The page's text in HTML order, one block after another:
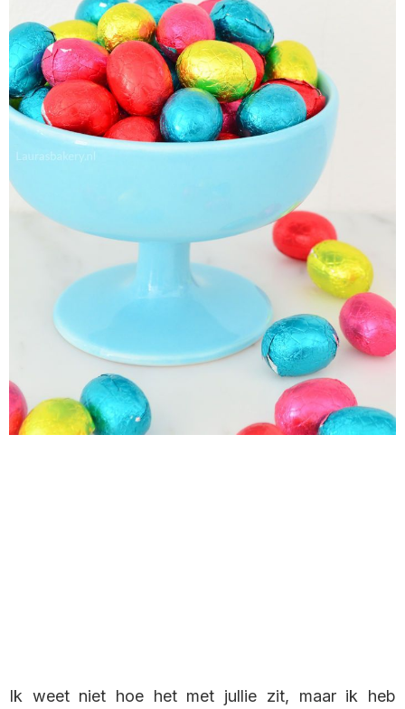
Ik weet niet hoe het met jullie zit, maar ik heb